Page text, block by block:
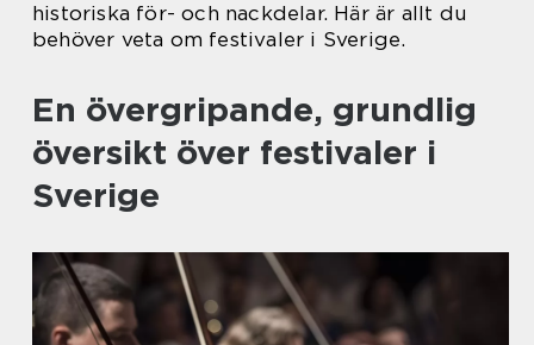
historiska för- och nackdelar. Här är allt du
behöver veta om festivaler i Sverige.
En övergripande, grundlig
översikt över festivaler i
Sverige